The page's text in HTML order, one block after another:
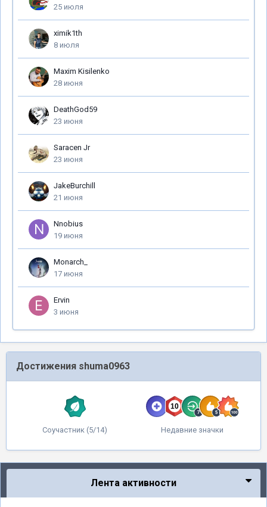
25 июля
ximik1th
8 июля
Maxim Kisilenko
28 июня
DeathGod59
23 июня
Saracen Jr
23 июня
JakeBurchill
21 июня
Nnobius
19 июня
Monarch_
17 июня
Ervin
3 июня
Достижения shuma0963
Cоучастник (5/14) Недавние значки
Лента активности